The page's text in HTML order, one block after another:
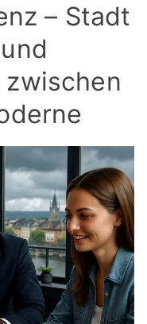
– Stadt
zwischen